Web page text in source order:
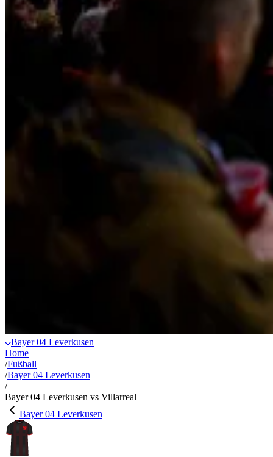
Bayer 04 Leverkusen
Home
/Fußball
/Bayer 04 Leverkusen
/
Bayer 04 Leverkusen vs Villarreal
Bayer 04 Leverkusen